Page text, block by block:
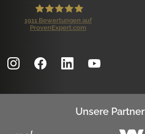
1911 Bewertungen auf
ProvenExpert.com
Unsere Partner
740